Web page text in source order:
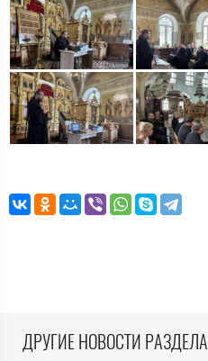
ДРУГИЕ НОВОСТИ РАЗДЕЛА